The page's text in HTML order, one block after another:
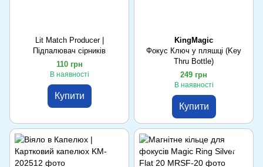
Lit Match Producer |
Підпалювач сірників
110 грн
В наявності
Купити
KingMagic
Фокус Ключ у пляшці (Key
Thru Bottle)
249 грн
В наявності
Купити